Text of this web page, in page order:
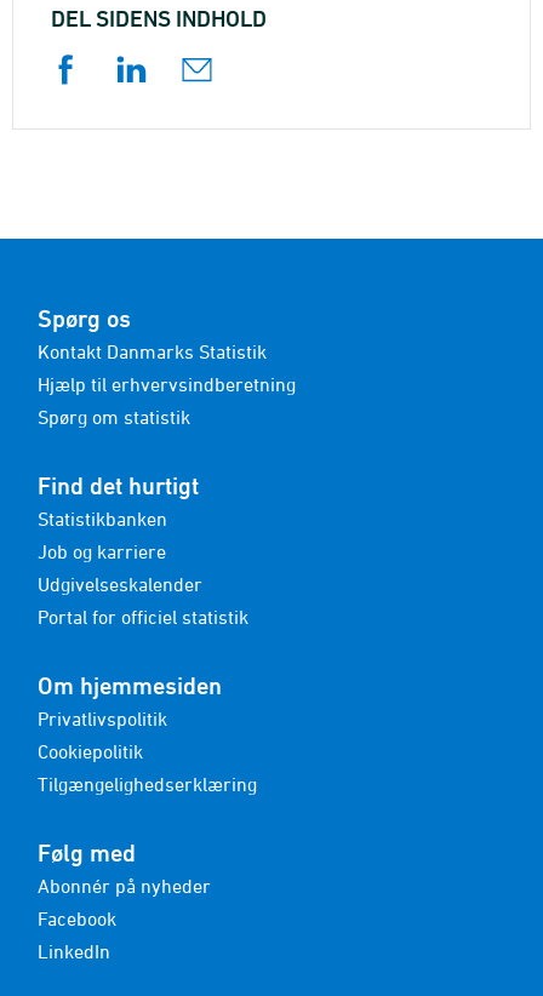
DEL SIDENS INDHOLD
Spørg os
Kontakt Danmarks Statistik
Hjælp til erhvervsindberetning
Spørg om statistik
Find det hurtigt
Statistikbanken
Job og karriere
Udgivelseskalender
Portal for officiel statistik
Om hjemmesiden
Privatlivspolitik
Cookiepolitik
Tilgængelighedserklæring
Følg med
Abonnér på nyheder
Facebook
LinkedIn